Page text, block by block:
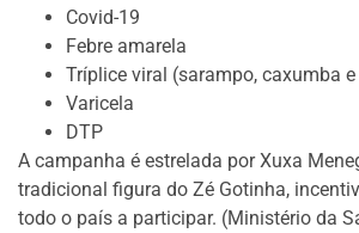
Covid-19
Febre amarela
Tríplice viral (sarampo, caxumba
Varicela
DTP
A campanha é estrelada por Xuxa
tradicional figura do Zé Gotinha,
todo o país a participar. (Ministério da